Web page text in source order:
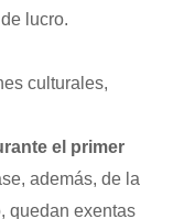
lucro.
culturales,
el primer
además, de la
quedan exentas